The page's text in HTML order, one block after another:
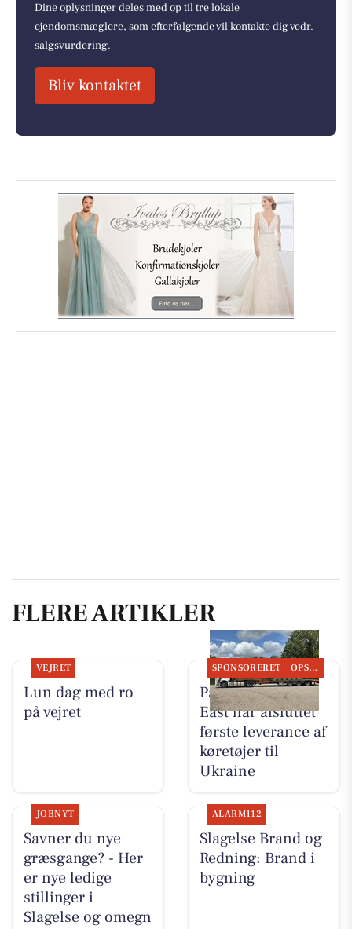
Dine oplysninger deles med op til tre lokale
ejendomsmæglere, som efterfølgende vil kontakte dig vedr.
salgsvurdering.
Bliv kontaktet
FLERE ARTIKLER
VEJRET
Lun dag med ro
på vejret
SPONSORERET OPSLAGSTAVLEN
PanzerMuseum
East har afsluttet
første leverance af
køretøjer til
Ukraine
JOBNYT
Savner du nye
græsgange? - Her
er nye ledige
stillinger i
Slagelse og omegn
ALARM112
Slagelse Brand og
Redning: Brand i
bygning